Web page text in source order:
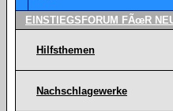
EINSTIEGSFORUM FÃœR
Hilfsthemen
Nachschlagewerke